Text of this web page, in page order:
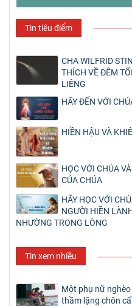
Tin tiêu điểm
CHA WILFRID
THÍCH VỀ ĐÊM
LIÊNG
HÃY ĐẾN VỚI
HIỀN HẬU VÀ
HỌC VỚI CHÚA
CỦA CHÚA
HÃY HỌC VỚI
NGƯỜI HIỀN
NHƯỜNG TRONG LÒNG
Tin xem nhiều
Một phụ nữ nghèo
thầm lặng chôn